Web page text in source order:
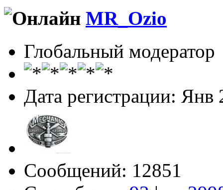
MR_Ozio
Глобальный модератор
Дата регистрации: Янв
Сообщений: 12851